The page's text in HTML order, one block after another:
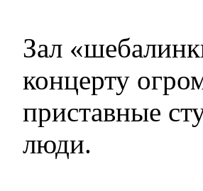
Зал
концерту
приставные
люди.